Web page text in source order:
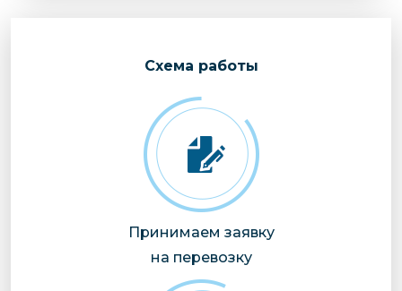
Cхема работы
Принимаем заявку
на перевозку